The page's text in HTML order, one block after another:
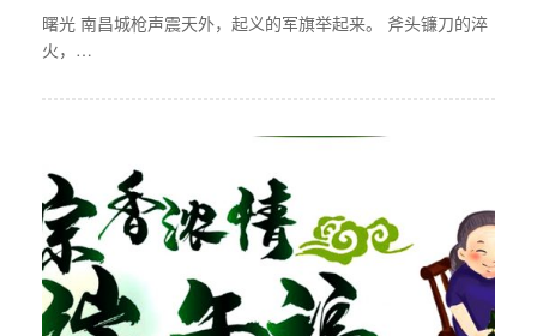
曙光 南昌城枪声震天外，起义的军旗举起来。 斧头镰刀的淬
火，…